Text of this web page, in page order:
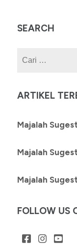
SEARCH
ARTIKEL
Majalah
Majalah
Majalah
FOLLOW US